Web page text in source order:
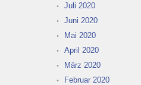
Juli 2020
Juni 2020
Mai 2020
April 2020
März 2020
Februar 2020